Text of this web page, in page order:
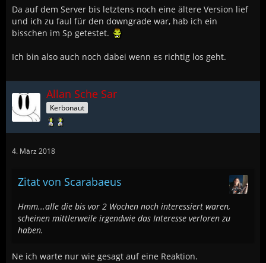
Da auf dem Server bis letztens noch eine ältere Version lief
und ich zu faul für den downgrade war, hab ich ein
bisschen im Sp getestet.
Ich bin also auch noch dabei wenn es richtig los geht.
Allan Sche Sar
Kerbonaut
4. März 2018
Zitat von Scarabaeus
Hmm...alle die bis vor 2 Wochen noch interessiert waren,
scheinen mittlerweile irgendwie das Interesse verloren zu
haben.
Ne ich warte nur wie gesagt auf eine Reaktion.